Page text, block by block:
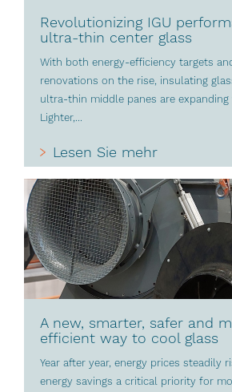
Revolutionizing IGU
ultra-thin center glass
With both energy-efficiency targets
renovations on the rise, insulating
ultra-thin middle panes are expanding
Lighter,...
Lesen Sie mehr
A new, smarter, safer and
efficient way to cool glass
Year after year, energy prices steadily
energy savings a critical priority for